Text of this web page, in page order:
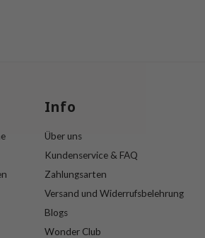
Info
Über uns
Kundenservice & FAQ
Zahlungsarten
Versand und Widerrufsbelehrung
Blogs
Wonder Club